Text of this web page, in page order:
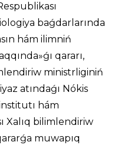
baǵdarlarında
hám ilimniń
qararı,
ministrliginiń
atındaǵı Nókis
hám
Xalıq bilimlendiriw
muwapıq